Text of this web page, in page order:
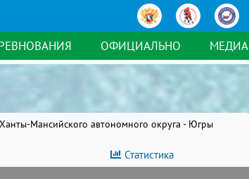
ОФИЦИАЛЬНО МЕДИА
Мансийского автономного округа - Югры
Статистика